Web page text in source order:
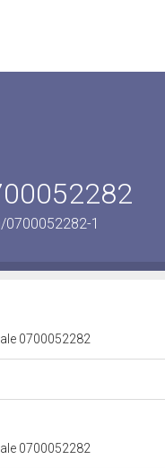
1
0700052282
0700052282